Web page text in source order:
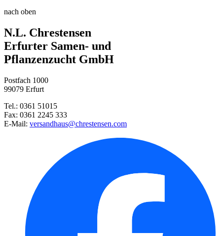
Universaldünger
Gemüsepaprika Yolo Wonder
Stabtomate Moneymaker
Radies Riesenbutter
Pastinake Halblange Weiße
XXL-Fleischtomate Ananas
Schnittsalat Grünetta
Aubergine Early Long Purple 3
nach oben
N.L. Chrestensen
Erfurter Samen- und
Pflanzenzucht GmbH
Postfach 1000
99079 Erfurt
Tel.: 0361 51015
Fax: 0361 2245 333
E-Mail: versandhaus@chrestensen.com